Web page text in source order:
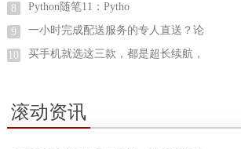
8 Python随笔11：Pytho
9 一小时完成配送服务的专人直送？论
10 买手机就选这三款，都是超长续航，
滚动资讯